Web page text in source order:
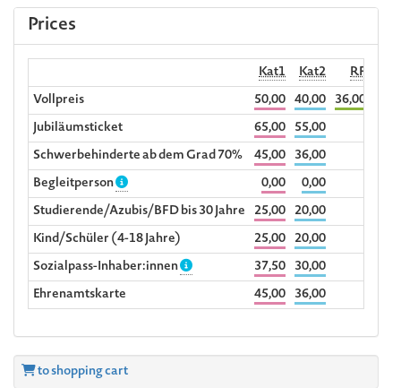
Prices
Kat1 Kat2 RF
Vollpreis
50,00 40,00 36,00
Jubiläumsticket
65,00
55,00
Schwerbehinderte ab dem Grad 70%
45,00
36,00
Begleitperson
0,00
0,00
Studierende/Azubis/BFD bis 30 Jahre
25,00
20,00
Kind/Schüler (4-18 Jahre)
25,00
20,00
Sozialpass-Inhaber:innen
37,50
30,00
Ehrenamtskarte
45,00 36,00
to shopping cart